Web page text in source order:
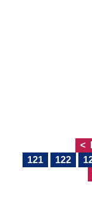
121
122